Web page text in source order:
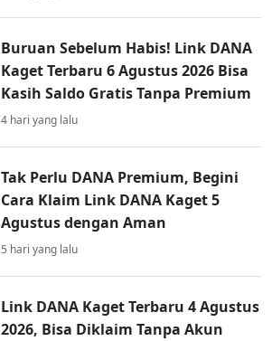
Buruan Sebelum Habis! Link DANA
Kaget Terbaru 6 Agustus 2026 Bisa
Kasih Saldo Gratis Tanpa Premium
4 hari yang lalu
Tak Perlu DANA Premium, Begini
Cara Klaim Link DANA Kaget 5
Agustus dengan Aman
5 hari yang lalu
Link DANA Kaget Terbaru 4 Agustus
2026, Bisa Diklaim Tanpa Akun